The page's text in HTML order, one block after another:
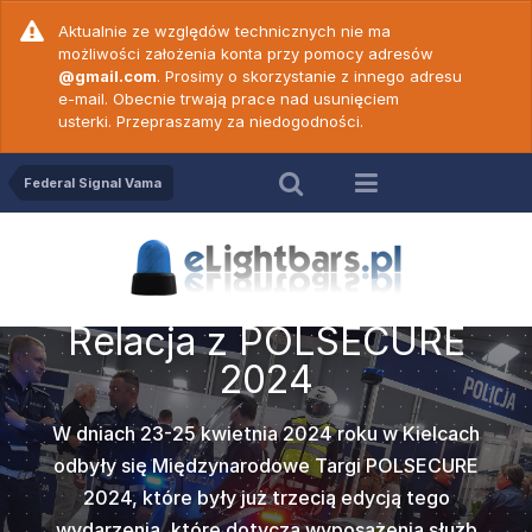
Aktualnie ze względów technicznych nie ma
możliwości założenia konta przy pomocy adresów
@gmail.com. Prosimy o skorzystanie z innego adresu
e-mail. Obecnie trwają prace nad usunięciem
usterki. Przepraszamy za niedogodności.
Federal Signal Vama
18 -
N ver
jednym z
19 -
do
prawidłową
w Kielcach
POLSECURE
edycją tego
Relacja z POLSECURE
2023
Na terenie Targów Kielce w dniach 25-27
kwietnia 2023 roku odbyły się II
Międzynarodowe targi POLSECURE 2023na
których można było ujrzeć nowości u wystawców
takich jakZE Elektra,Federal Signal Vama
(Transmed),PW GametorazStrobos. Oprócz
ZE
Popularna
2000marki
wersji
PW
Nadszedł
Wam
Po